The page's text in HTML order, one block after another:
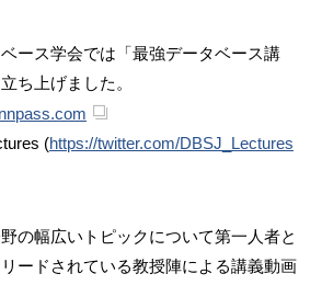
ース学会では「最強データベース講
ち上げました。
(https://twitter.com/DBSJ_Lectures
の幅広いトピックについて第一人者と
ードされている教授陣による講義動画